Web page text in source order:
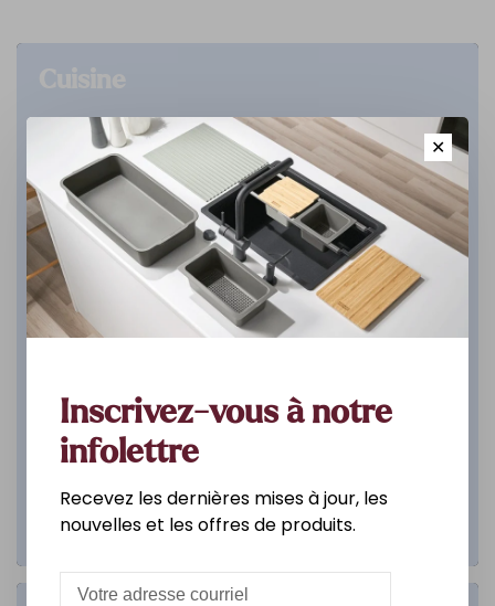
DÉCOUVREZ ✕
Inscrivez-vous à notre
infolettre
Recevez les dernières mises à jour, les
nouvelles et les offres de produits.